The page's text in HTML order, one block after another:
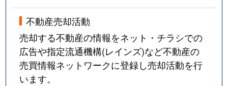
不動産売却活動
売却する不動産の情報をネット・チラシでの
広告や指定流通機構(レインズ)など不動産の
売買情報ネットワークに登録し売却活動を行
います。